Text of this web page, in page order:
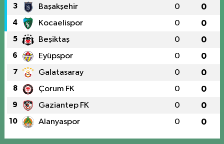
3 Başakşehir 0 0
4 Kocaelispor 0 0
5 Beşiktaş 0 0
6 Eyüpspor 0 0
7 Galatasaray 0 0
8 Çorum FK 0 0
9 Gaziantep FK 0 0
10 Alanyaspor 0 0